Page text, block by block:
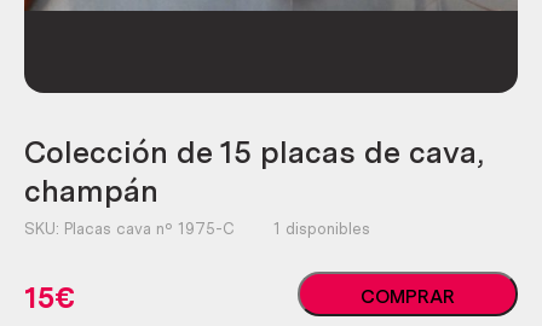
Colección de 15 placas de cava,
champán
SKU: Placas cava nº 1975-C 1 disponibles
15€
Colección
de
COMPRAR